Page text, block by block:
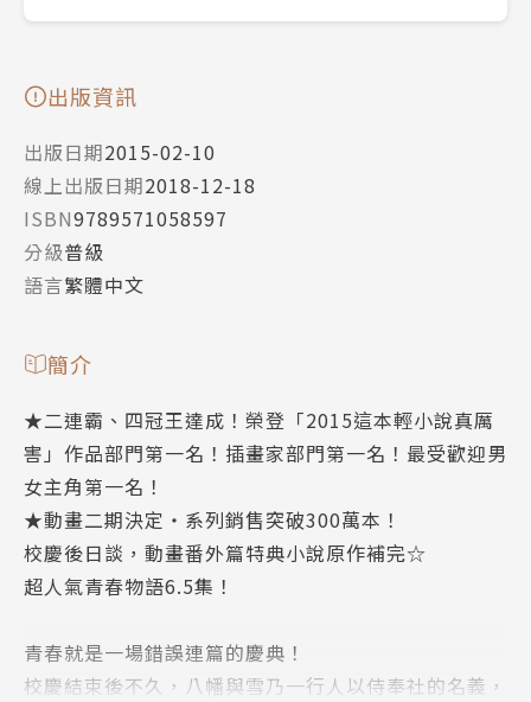
出版資訊
出版日期2015-02-10
線上出版日期2018-12-18
ISBN9789571058597
分級普級
語言繁體中文
簡介
★二連霸、四冠王達成！榮登「2015這本輕小說真厲
害」作品部門第一名！插畫家部門第一名！最受歡迎男
女主角第一名！
★動畫二期決定‧系列銷售突破300萬本！
校慶後日談，動畫番外篇特典小說原作補完☆
超人氣青春物語6.5集！
青春就是一場錯誤連篇的慶典！
校慶結束後不久，八幡與雪乃一行人以侍奉社的名義，